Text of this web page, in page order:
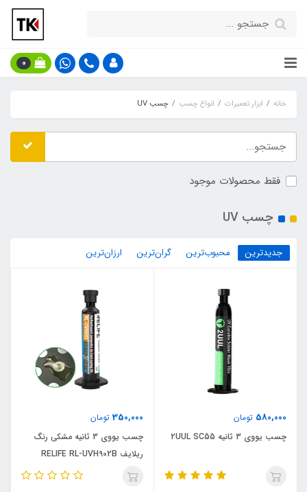
0
خانه ابزار تعمیرات انواع چسب چسب UV
فقط محصولات موجود
چسب UV
جدیدترین محبوب‌ترین گران‌ترین ارزان‌ترین
580,000 تومان
چسب یووی 3 ثانیه 2UUL SC55
350,000 تومان
چسب یووی 3 ثانیه مشکی رنگ
ریلایف RELIFE RL-UVH902B